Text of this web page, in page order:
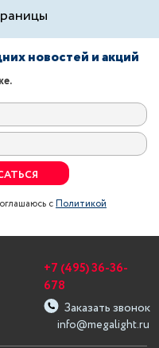
новостей и акций
сПолитикой
info@megalight.ru
+7 (495) 36-36-
678
Заказать звонок